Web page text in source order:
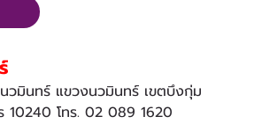
วมินทร์ แขวงนวมินทร์ เขตบึงกุ่ม
10240 โทร. 02 089 1620